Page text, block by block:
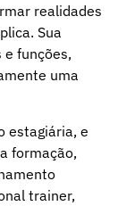
realidades
Sua
e funções,
uma
estagiária, e
formação,
trainer,